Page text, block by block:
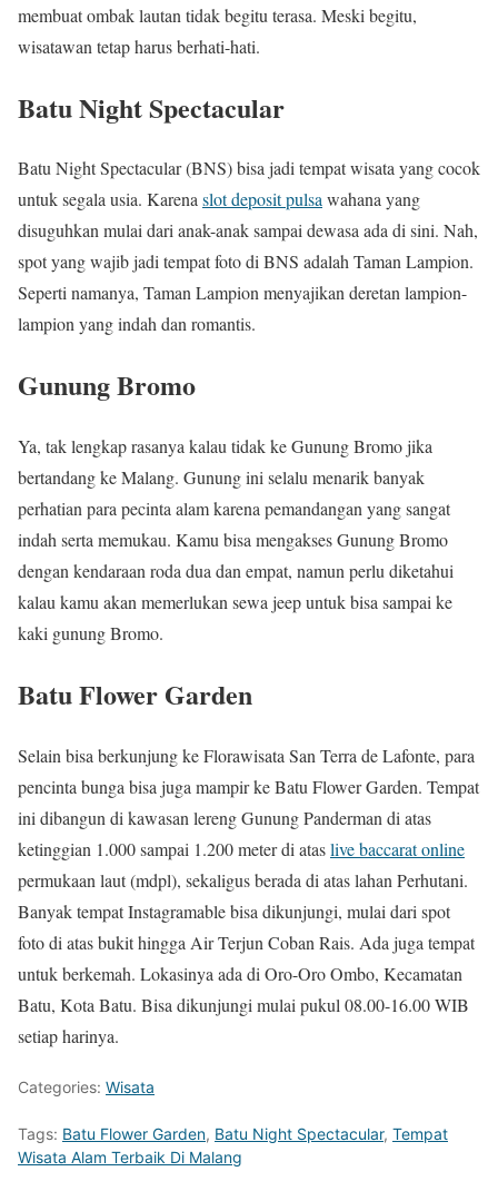
membuat ombak lautan tidak begitu terasa. Meski begitu,
wisatawan tetap harus berhati-hati.
Batu Night Spectacular
Batu Night Spectacular (BNS) bisa jadi tempat wisata yang cocok
untuk segala usia. Karenaslot deposit pulsawahana yang
disuguhkan mulai dari anak-anak sampai dewasa ada di sini. Nah,
spot yang wajib jadi tempat foto di BNS adalah Taman Lampion.
Seperti namanya, Taman Lampion menyajikan deretan lampion-
lampion yang indah dan romantis.
Gunung Bromo
Ya, tak lengkap rasanya kalau tidak ke Gunung Bromo jika
bertandang ke Malang. Gunung ini selalu menarik banyak
perhatian para pecinta alam karena pemandangan yang sangat
indah serta memukau. Kamu bisa mengakses Gunung Bromo
dengan kendaraan roda dua dan empat, namun perlu diketahui
kalau kamu akan memerlukan sewa jeep untuk bisa sampai ke
kaki gunung Bromo.
Batu Flower Garden
Selain bisa berkunjung ke Florawisata San Terra de Lafonte, para
pencinta bunga bisa juga mampir ke Batu Flower Garden. Tempat
ini dibangun di kawasan lereng Gunung Panderman di atas
ketinggian 1.000 sampai 1.200 meter di ataslive baccarat online
permukaan laut (mdpl), sekaligus berada di atas lahan Perhutani.
Banyak tempat Instagramable bisa dikunjungi, mulai dari spot
foto di atas bukit hingga Air Terjun Coban Rais. Ada juga tempat
untuk berkemah. Lokasinya ada di Oro-Oro Ombo, Kecamatan
Batu, Kota Batu. Bisa dikunjungi mulai pukul 08.00-16.00 WIB
setiap harinya.
Categories: Wisata
Tags: Batu Flower Garden, Batu Night Spectacular, Tempat
Wisata Alam Terbaik Di Malang